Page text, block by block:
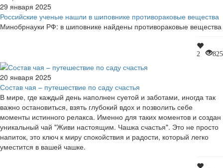
29 января 2025
Российские ученые нашли в шиповнике противораковые вещества
Минобрнауки РФ: в шиповнике найдены противораковые вещества
2 825
20 января 2025
Состав чая – путешествие по саду счастья
В мире, где каждый день наполнен суетой и заботами, иногда так
важно остановиться, взять глубокий вдох и позволить себе
моменты истинного релакса. Именно для таких моментов и создан
уникальный чай "Живи настоящим. Чашка счастья". Это не просто
напиток, это ключ к миру спокойствия и радости, который легко
уместится в вашей чашке.